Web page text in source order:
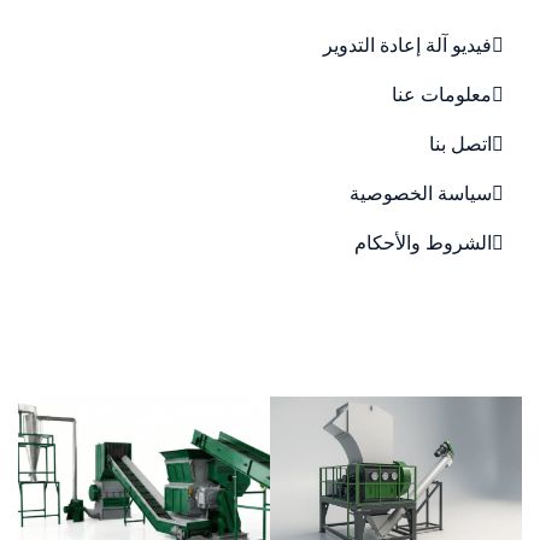
فيديو آلة إعادة التدوير
معلومات عنا
اتصل بنا
سياسة الخصوصية
الشروط والأحكام